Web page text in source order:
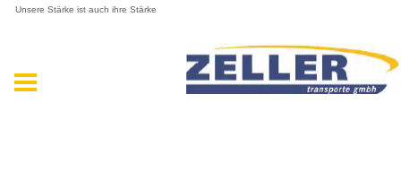
Unsere Stärke ist auch ihre Stärke